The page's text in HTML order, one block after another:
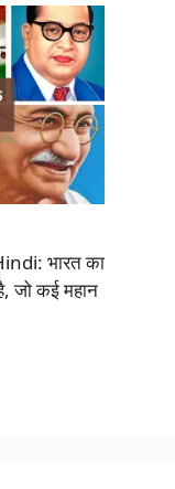
भारत का
जो कई महान